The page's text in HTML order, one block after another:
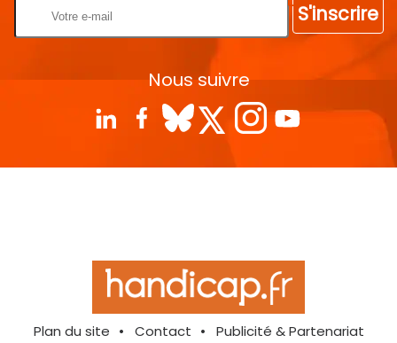
S'inscrire
Nous suivre
Plan du site Contact
Publicité & Partenariat